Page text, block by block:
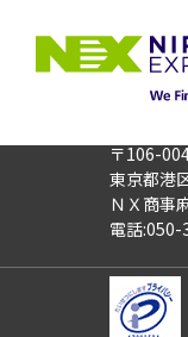
このお仕事は非公開
013990
〒106-
東京都港
ＮＸ商事
電話